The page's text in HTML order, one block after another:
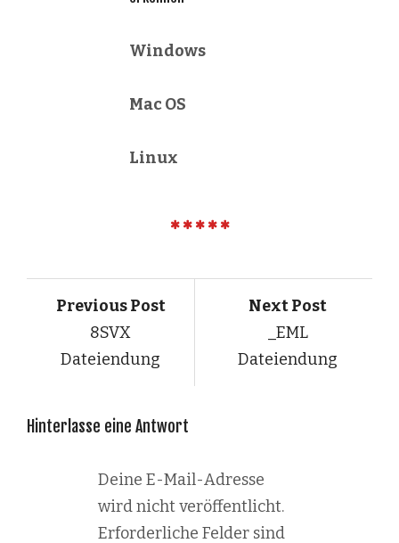
Windows
Mac OS
Linux
Previous Post
8SVX
Dateiendung
Next Post
_EML
Dateiendung
Hinterlasse eine Antwort
Deine E-Mail-Adresse
wird nicht veröffentlicht.
Erforderliche Felder sind